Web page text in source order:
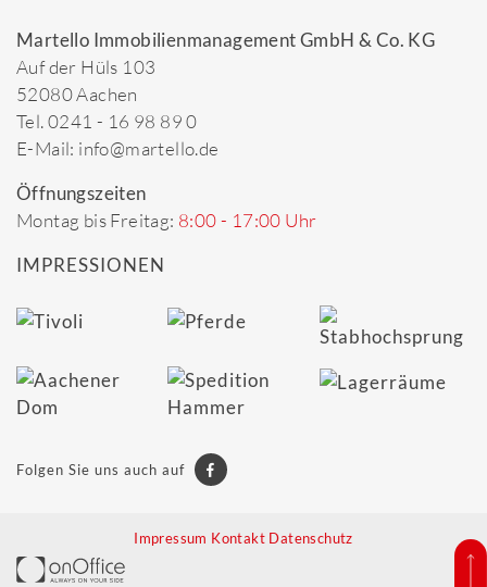
Martello Immobilienmanagement GmbH & Co. KG
Auf der Hüls 103
52080 Aachen
Tel. 0241 - 16 98 89 0
E-Mail: info@martello.de
Öffnungszeiten
Montag bis Freitag: 8:00 - 17:00 Uhr
IMPRESSIONEN
Folgen Sie uns auch auf
Impressum Kontakt Datenschutz